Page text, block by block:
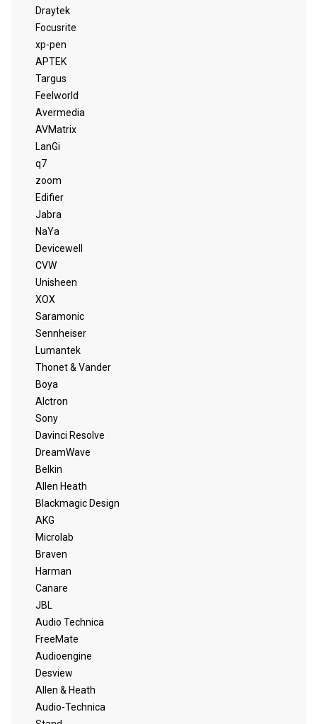
Draytek
Focusrite
xp-pen
APTEK
Targus
Feelworld
Avermedia
AVMatrix
LanGi
q7
zoom
Edifier
Jabra
NaYa
Devicewell
CVW
Unisheen
XOX
Saramonic
Sennheiser
Lumantek
Thonet & Vander
Boya
Alctron
Sony
Davinci Resolve
DreamWave
Belkin
Allen Heath
Blackmagic Design
AKG
Microlab
Braven
Harman
Canare
JBL
Audio Technica
FreeMate
Audioengine
Desview
Allen & Heath
Audio-Technica